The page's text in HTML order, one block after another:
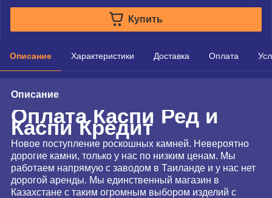
Купить
Описание Характеристики Доставка Оплата
Описание
Оплата Каспи Ред и
Каспи Кредит
Новое поступление роскошных камней. Невероятно
дорогие камни, только у нас по низким ценам. Мы
работаем напрямую с заводом в Таиланде и у нас нет
дорогой аренды. Мы единственный магазин в
Казахстане с таким огромным выбором изделий с